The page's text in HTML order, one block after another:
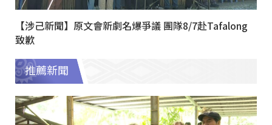
【涉己新聞】原文會新劇名爆爭議 團隊8/7赴Tafalong
致歉
推薦新聞